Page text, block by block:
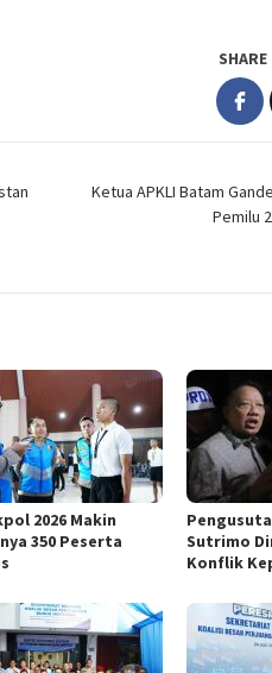
SHARE
Ketua APKLI Batam
Pemilu
2026 Makin
350 Peserta
Sutrimo
Konflik